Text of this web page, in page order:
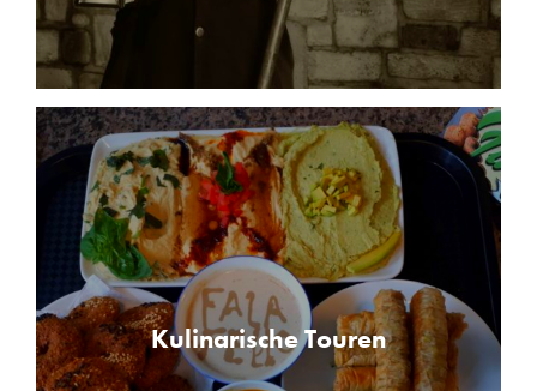
Kulinarische Touren